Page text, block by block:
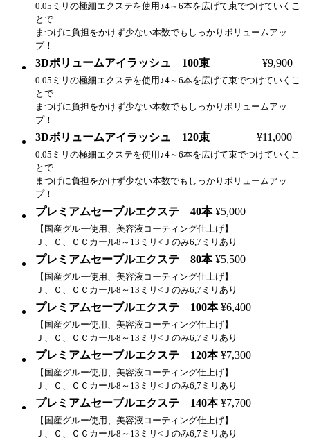
0.05ミリの極細エクステを使用♪4～6本を広げて束でつけていくこ
とで
まつげに負担をかけず少ない本数でもしっかりボリュームアッ
プ！
3Dボリュームアイラッシュ 100束 ¥9,900
0.05ミリの極細エクステを使用♪4～6本を広げて束でつけていくこ
とで
まつげに負担をかけず少ない本数でもしっかりボリュームアッ
プ！
3Dボリュームアイラッシュ 120束 ¥11,000
0.05ミリの極細エクステを使用♪4～6本を広げて束でつけていくこ
とで
まつげに負担をかけず少ない本数でもしっかりボリュームアッ
プ！
プレミアムセーブルエクステ 40本 ¥5,000
【国産グルー使用、美容液コーティング仕上げ】
Ｊ、Ｃ、ＣＣカール8～13ミリ<Ｊのみ6,7ミリあり
プレミアムセーブルエクステ 80本 ¥5,500
【国産グルー使用、美容液コーティング仕上げ】
Ｊ、Ｃ、ＣＣカール8～13ミリ<Ｊのみ6,7ミリあり
プレミアムセーブルエクステ 100本 ¥6,400
【国産グルー使用、美容液コーティング仕上げ】
Ｊ、Ｃ、ＣＣカール8～13ミリ<Ｊのみ6,7ミリあり
プレミアムセーブルエクステ 120本 ¥7,300
【国産グルー使用、美容液コーティング仕上げ】
Ｊ、Ｃ、ＣＣカール8～13ミリ<Ｊのみ6,7ミリあり
プレミアムセーブルエクステ 140本 ¥7,700
【国産グルー使用、美容液コーティング仕上げ】
Ｊ、Ｃ、ＣＣカール8～13ミリ<Ｊのみ6,7ミリあり